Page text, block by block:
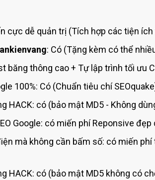
giá quảng cáo Banner
giá quản trị Website
giá quản trị Fanpage Facebook
giá SEO Website
cực dễ quản trị (Tích hợp các tiện ích
: Có (Tặng kèm có thể
băng thông cao + Tự lập trình tối ưu
100%: Có (Chuẩn tiêu chí
HACK: có (bảo mật MD5 - Không
Google: có miến phíReponsive đẹp
mà không cần bấm số: có miến
HACK: có (bảo mật MD5 không có